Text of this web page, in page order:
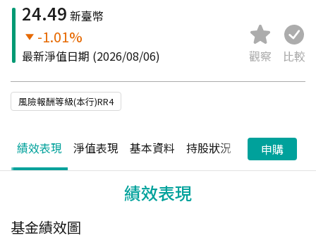
24.49 新臺幣
-1.01%
最新淨值日期 (2026/08/06) 觀察 比較
風險報酬等級(本行)RR4
績效表現 淨值表現 基本資料 持股狀況 配息狀況
申購
績效表現
基金績效圖